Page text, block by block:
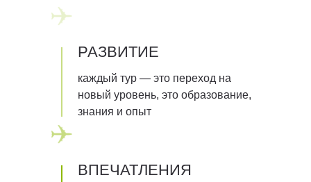
каждый тур — это переход на
новый уровень, это образование,
знания и опыт
РАЗВИТИЕ
ВПЕЧАТЛЕНИЯ